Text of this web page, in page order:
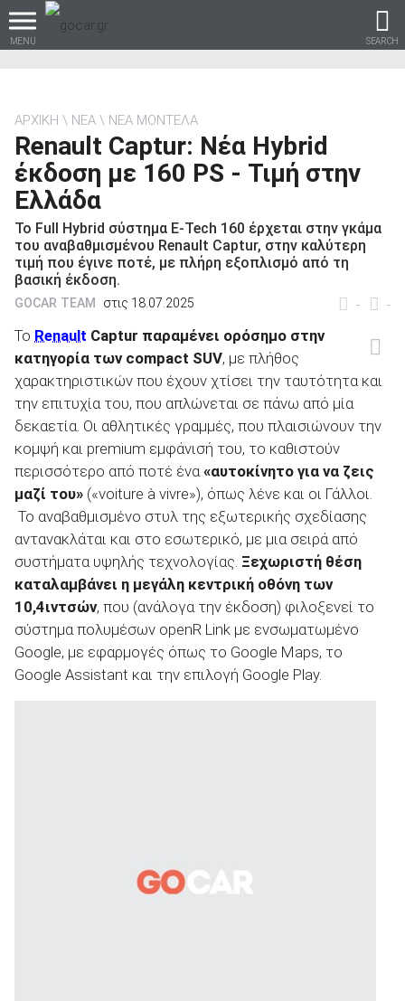
MENU SEARCH
Βρες τα πάντα για το
αυτοκίνητο!
βρες το!
Καινούρια
ΑΝΑΖΗΤΗΣΗ
Μεταχειρισμένα
ΑΡΧΙΚΗ ΝΕΑ ΝΕΑ ΜΟΝΤΕΛΑ
Renault Captur: Νέα Hybrid
έκδοση με 160 PS - Τιμή στην
Ελλάδα
Το Full Hybrid σύστημα E-Tech 160 έρχεται στην γκάμα
του αναβαθμισμένου Renault Captur, στην καλύτερη
τιμή που έγινε ποτέ, με πλήρη εξοπλισμό από τη
βασική έκδοση.
- -
GOCAR TEAM στις 18.07.2025
Το Renault Captur παραμένει ορόσημο στην
κατηγορία των compact SUV, με πλήθος
χαρακτηριστικών που έχουν χτίσει την ταυτότητα και
την επιτυχία του, που απλώνεται σε πάνω από μία
δεκαετία. Οι αθλητικές γραμμές, που πλαισιώνουν την
κομψή και premium εμφάνισή του, το καθιστούν
περισσότερο από ποτέ ένα «αυτοκίνητο για να ζεις
μαζί του» («voiture à vivre»), όπως λένε και οι Γάλλοι.
Το αναβαθμισμένο στυλ της εξωτερικής σχεδίασης
αντανακλάται και στο εσωτερικό, με μια σειρά από
συστήματα υψηλής τεχνολογίας. Ξεχωριστή θέση
καταλαμβάνει η μεγάλη κεντρική οθόνη των
10,4ιντσών, που (ανάλογα την έκδοση) φιλοξενεί το
σύστημα πολυμέσων openR Link με ενσωματωμένο
Google, με εφαρμογές όπως το Google Maps, το
Google Assistant και την επιλογή Google Play.